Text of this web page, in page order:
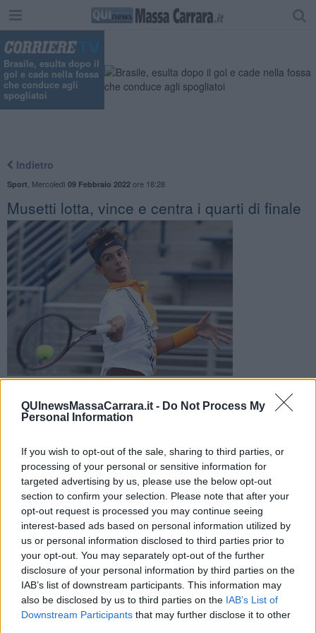
QUInewsMassaCarrara.it - Do Not Process My
Personal Information
If you wish to opt-out of the sale, sharing to third parties, or
processing of your personal or sensitive information for
targeted advertising by us, please use the below opt-out
section to confirm your selection. Please note that after your
opt-out request is processed you may continue seeing
interest-based ads based on personal information utilized by
us or personal information disclosed to third parties prior to
your opt-out. You may separately opt-out of the further
disclosure of your personal information by third parties on the
IAB’s list of downstream participants. This information may
also be disclosed by us to third parties on the IAB’s List of
Downstream Participants that may further disclose it to other
Brasile, esulta dopo il
gol e cade nella fossa
che conduce agli
spogliatoi
Indietro
Sport Mercoledì 09 Febbraio 2022ore 18:28
Musetti lotta, vince e centra i quarti di finale
Lorenzo Musetti
Due ore di gara, poi al secondo turno il tennista carrarino l'ha
spuntata all'Abn Amro World Tennis Tournament, il torneo Atp
ROTTERDAM — Lorenzo Musetti lotta, vince e conquista i quarti di
finale all'Abn Amro World Tennis Tournament, il torneo Atp 500 in
corso a Rotterdam, in Olanda.
Il tennista 19enne di Carrara, numero 75 nel ranking, ha avuto la
meglio sul polacco Hubert Hurkacz dopo più di due ore di gara,
battendolo infine al secondo turno per 6-3 5-7 6-3.